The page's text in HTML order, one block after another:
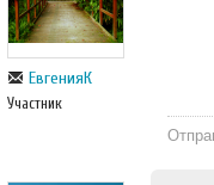
ЕвгенияК
Участник